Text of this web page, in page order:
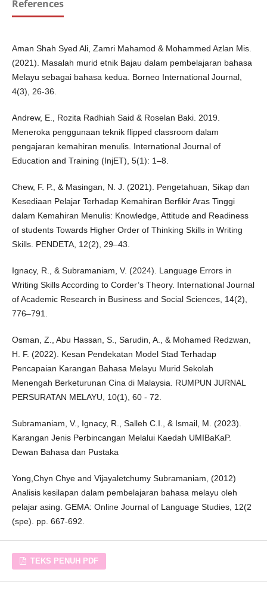
References
Aman Shah Syed Ali, Zamri Mahamod & Mohammed Azlan Mis.
(2021). Masalah murid etnik Bajau dalam pembelajaran bahasa
Melayu sebagai bahasa kedua. Borneo International Journal,
4(3), 26-36.
Andrew, E., Rozita Radhiah Said & Roselan Baki. 2019.
Meneroka penggunaan teknik flipped classroom dalam
pengajaran kemahiran menulis. International Journal of
Education and Training (InjET), 5(1): 1–8.
Chew, F. P., & Masingan, N. J. (2021). Pengetahuan, Sikap dan
Kesediaan Pelajar Terhadap Kemahiran Berfikir Aras Tinggi
dalam Kemahiran Menulis: Knowledge, Attitude and Readiness
of students Towards Higher Order of Thinking Skills in Writing
Skills. PENDETA, 12(2), 29–43.
Ignacy, R., & Subramaniam, V. (2024). Language Errors in
Writing Skills According to Corder’s Theory. International Journal
of Academic Research in Business and Social Sciences, 14(2),
776–791.
Osman, Z., Abu Hassan, S., Sarudin, A., & Mohamed Redzwan,
H. F. (2022). Kesan Pendekatan Model Stad Terhadap
Pencapaian Karangan Bahasa Melayu Murid Sekolah
Menengah Berketurunan Cina di Malaysia. RUMPUN JURNAL
PERSURATAN MELAYU, 10(1), 60 - 72.
Subramaniam, V., Ignacy, R., Salleh C.I., & Ismail, M. (2023).
Karangan Jenis Perbincangan Melalui Kaedah UMIBaKaP.
Dewan Bahasa dan Pustaka
Yong,Chyn Chye and Vijayaletchumy Subramaniam, (2012)
Analisis kesilapan dalam pembelajaran bahasa melayu oleh
pelajar asing. GEMA: Online Journal of Language Studies, 12(2
(spe). pp. 667-692.
TEKS PENUH PDF